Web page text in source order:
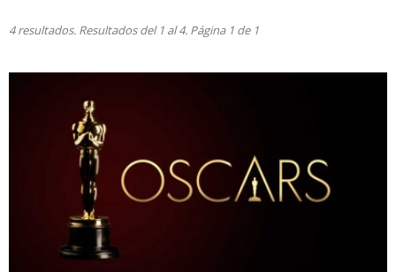
4 resultados. Resultados del 1 al 4. Página 1 de 1